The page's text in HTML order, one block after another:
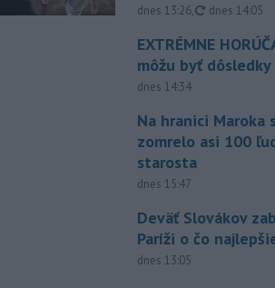
dnes 13:26, aktualizované
dnes 14:05
EXTRÉMNE
môžu byť dôsledky
dnes 14:34
Na hranici Maroka
zomrelo asi 100
starosta
dnes 15:47
Deväť Slovákov
Paríži o čo
dnes 13:05